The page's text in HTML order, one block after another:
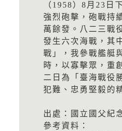
（1958）8月23日
強烈砲擊，砲戰持
萬餘發。八二三戰
發生六次海戰，其
戰」，我參戰艦艇
時，以寡擊眾，重
二日為「臺海戰役
犯難、忠勇堅毅的
出處：國立國父紀
參考資料：